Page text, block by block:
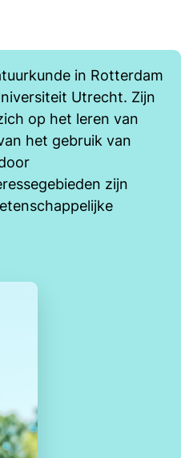
in Rotterdam
Utrecht. Zijn
op het leren van
het gebruik van
zijn